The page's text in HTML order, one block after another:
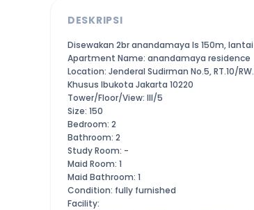
DESKRIPSI
Disewakan 2br anandamaya ls 150m,
Apartment Name: anandamaya residence
Location: Jenderal Sudirman No.5, RT.10/
Khusus Ibukota Jakarta 10220
Tower/Floor/View: III/5
Size: 150
Bedroom: 2
Bathroom: 2
Study Room: -
Maid Room: 1
Maid Bathroom: 1
Condition: fully furnished
Facility: